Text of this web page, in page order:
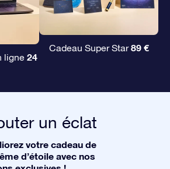
ligne 24
Cadeau Super Star89 €
un éclat
votre cadeau de
d’étoile avec nos